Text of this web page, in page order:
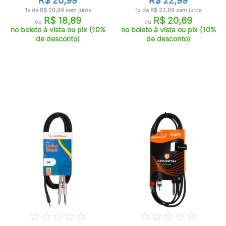
1x de R$ 20,99 sem juros
ouR$ 18,89
no boleto à vista ou pix (10%
de desconto)
1x de R$ 22,99 sem juros
ou R$ 20,69
no boleto à vista ou pix (10%
de desconto)